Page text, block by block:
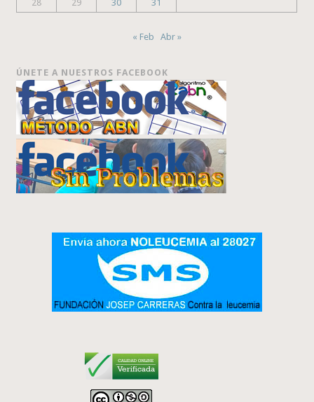
28
29 30 31
« Feb Abr »
ÚNETE A NUESTROS FACEBOOK